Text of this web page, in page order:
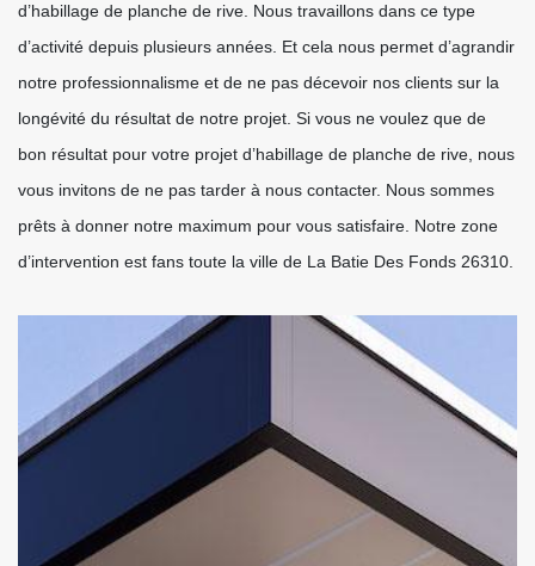
d’habillage de planche de rive. Nous travaillons dans ce type
d’activité depuis plusieurs années. Et cela nous permet d’agrandir
notre professionnalisme et de ne pas décevoir nos clients sur la
longévité du résultat de notre projet. Si vous ne voulez que de
bon résultat pour votre projet d’habillage de planche de rive, nous
vous invitons de ne pas tarder à nous contacter. Nous sommes
prêts à donner notre maximum pour vous satisfaire. Notre zone
d’intervention est fans toute la ville de La Batie Des Fonds 26310.